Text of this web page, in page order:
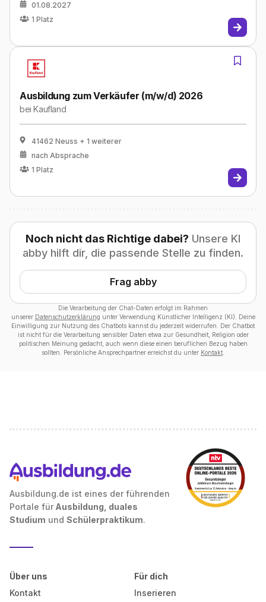
01.08.2027
1 Platz
Ausbildung zum Verkäufer (m/w/d) 2026
beiKaufland
41462 Neuss + 1 weiterer
nach Absprache
1 Platz
Noch nicht das Richtige dabei? Unsere KI
abby hilft dir, die passende Stelle zu finden.
Frag abby
Die Verarbeitung der Chat-Daten erfolgt im Rahmen
unserer Datenschutzerklärung unter Verwendung Künstlicher Intelligenz (KI). Deine
Einwilligung zur Nutzung des Chatbots kannst du jederzeit widerrufen. Der Chatbot
ist nicht für die Verarbeitung sensibler Daten etwa zur Gesundheit, Religion oder
politischen Meinung gedacht, auch wenn diese einen beruflichen Bezug haben
sollten. Persönliche Ansprechpartner erreichst du unter Kontakt
Ausbildung.de ist eines der führenden
Portale für Ausbildung, duales
Studium und Schülerpraktikum.
Über uns
Kontakt
Für dich
Inserieren